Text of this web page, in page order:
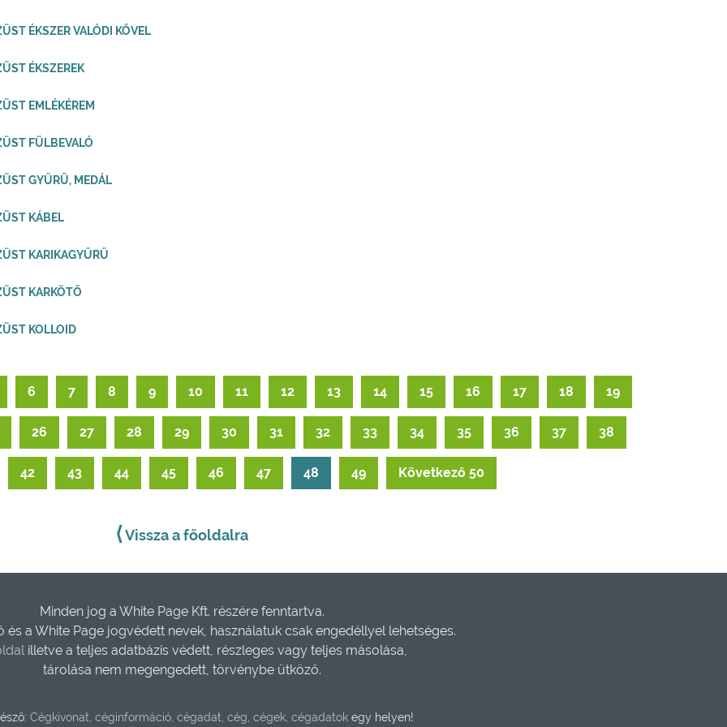
ÉKSZER VALÓDI KŐVEL
ÉKSZEREK
EMLÉKÉREM
FÜLBEVALÓ
GYŰRŰ, MEDÁL
KÁBEL
KARIKAGYŰRŰ
KARKÖTŐ
KOLLOID
6 7 8 9 10 11 12 13 14 15 16 17 18 19
26 27 28 29 30 31 32 33 34 35 36 37 38
42 43 44 45 46 47 48 49 Következő 50
⟨Vissza a főoldalra
Minden jog a White Page Kft. részére fenntartva.
és a White Page jogvédett nevek, használatuk csak engedéllyel lehetséges.
illetve a teljes adatbázis védett, részleges vagy teljes másolása,
tárolása nem megengedett, törvénybe ütköző.
Cégkivonat, céginformáció, cégadat, cég, cégek, cégadatokegy helyen!